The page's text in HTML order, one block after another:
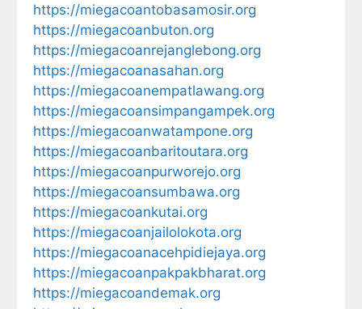
https://miegacoantobasamosir.org
https://miegacoanbuton.org
https://miegacoanrejanglebong.org
https://miegacoanasahan.org
https://miegacoanempatlawang.org
https://miegacoansimpangampek.org
https://miegacoanwatampone.org
https://miegacoanbaritoutara.org
https://miegacoanpurworejo.org
https://miegacoansumbawa.org
https://miegacoankutai.org
https://miegacoanjailolokota.org
https://miegacoanacehpidiejaya.org
https://miegacoanpakpakbharat.org
https://miegacoandemak.org